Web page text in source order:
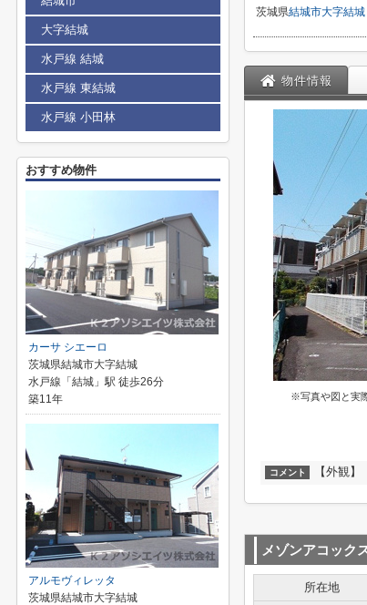
茨城県結城市大字結城
物件情報
※写真や図と実
コメント 【外観】
メゾンアコック
所在地
大字結城
水戸線 結城
水戸線 東結城
水戸線 小田林
おすすめ物件
カーサ シエーロ
茨城県結城市大字結城
水戸線「結城」駅 徒歩26分
築11年
アルモヴィレッタ
茨城県結城市大字結城